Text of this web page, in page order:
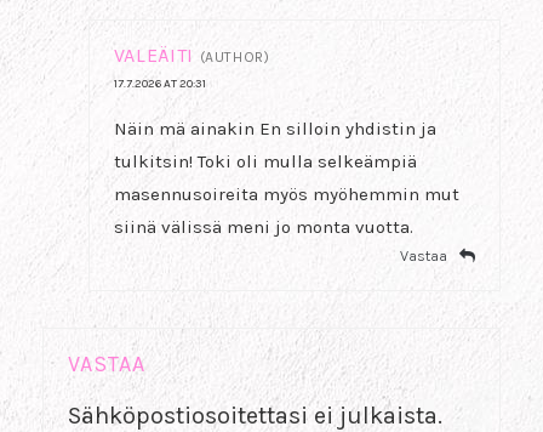
VALEÄITI (AUTHOR)
17.7.2026 AT 20:31
Näin mä ainakin En silloin yhdistin ja
tulkitsin! Toki oli mulla selkeämpiä
masennusoireita myös myöhemmin mut
siinä välissä meni jo monta vuotta.
Vastaa
VASTAA
Sähköpostiosoitettasi ei julkaista.